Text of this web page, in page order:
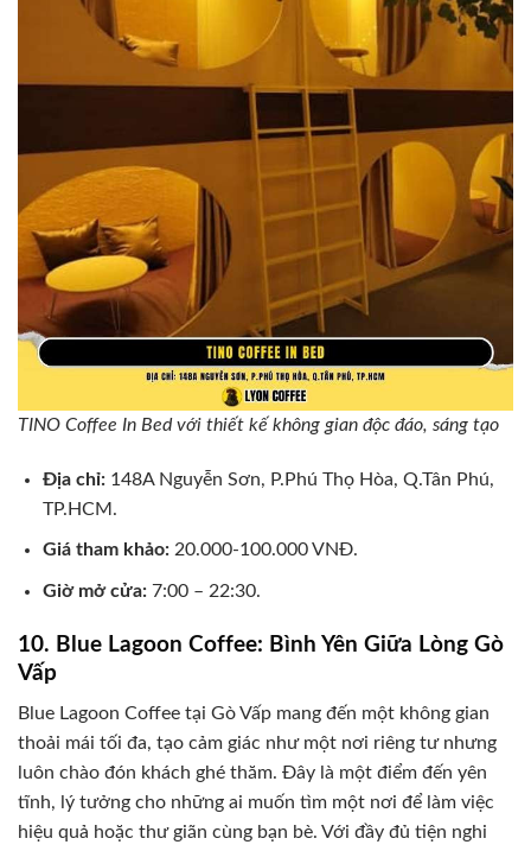
TINO Coffee In Bed với thiết kế không gian độc đáo, sáng tạo
Địa chỉ:148A Nguyễn Sơn, P.Phú Thọ Hòa, Q.Tân Phú,
TP.HCM.
Giá tham khảo:20.000-100.000 VNĐ.
Giờ mở cửa:7:00 – 22:30.
10. Blue Lagoon Coffee: Bình Yên Giữa Lòng Gò
Vấp
Blue Lagoon Coffee tại Gò Vấp mang đến một không gian
thoải mái tối đa, tạo cảm giác như một nơi riêng tư nhưng
luôn chào đón khách ghé thăm. Đây là một điểm đến yên
tĩnh, lý tưởng cho những ai muốn tìm một nơi để làm việc
hiệu quả hoặc thư giãn cùng bạn bè. Với đầy đủ tiện nghi